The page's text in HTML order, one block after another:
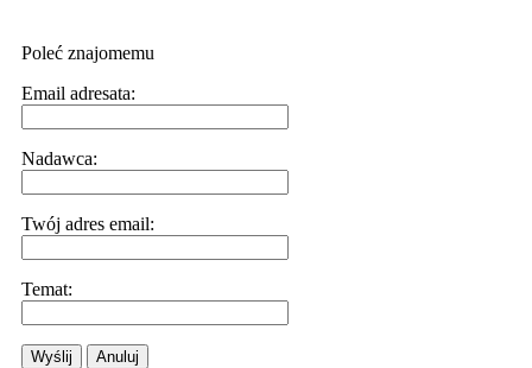
Poleć znajomemu
Email adresata:
Nadawca:
Twój adres email:
Temat:
Wyślij Anuluj